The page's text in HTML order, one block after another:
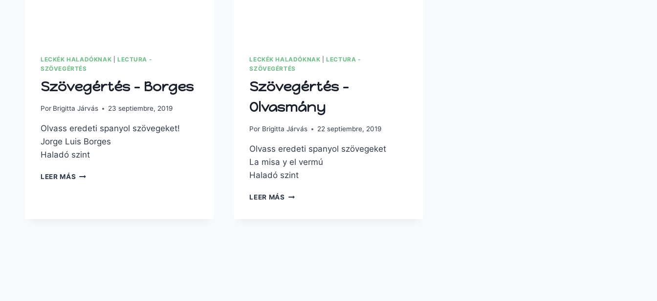
LECKÉK HALADÓKNAK
LECTURA -
SZÖVEGÉRTÉS
Szövegértés – Borges
Por Brigitta Járvás 23 septiembre, 2019
Olvass eredeti spanyol szövegeket!
Jorge Luis Borges
Haladó szint
LEER MÁS
LECKÉK HALADÓKNAK |LECTURA -
SZÖVEGÉRTÉS
Szövegértés –
Olvasmány
Por Brigitta Járvás 22 septiembre, 2019
Olvass eredeti spanyol szövegeket
La misa y el vermú
Haladó szint
LEER MÁS